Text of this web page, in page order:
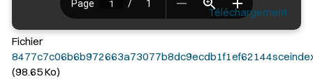
Téléchargement
Fichier
(98.65 Ko)